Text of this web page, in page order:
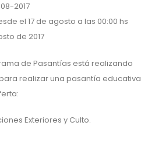
2017
el 17 de agosto a las 00:00 hs
de 2017
de Pasantías está realizando
realizar una pasantía educativa
Exteriores y Culto.